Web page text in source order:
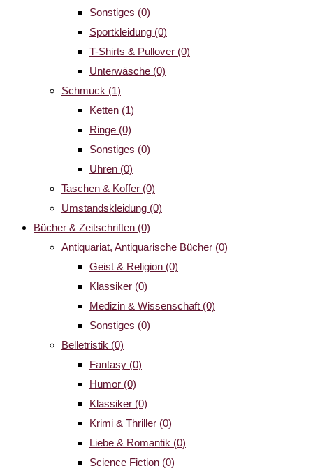
Sonstiges (0)
Sportkleidung (0)
T-Shirts & Pullover (0)
Unterwäsche (0)
Schmuck (1)
Ketten (1)
Ringe (0)
Sonstiges (0)
Uhren (0)
Taschen & Koffer (0)
Umstandskleidung (0)
Bücher & Zeitschriften (0)
Antiquariat, Antiquarische Bücher (0)
Geist & Religion (0)
Klassiker (0)
Medizin & Wissenschaft (0)
Sonstiges (0)
Belletristik (0)
Fantasy (0)
Humor (0)
Klassiker (0)
Krimi & Thriller (0)
Liebe & Romantik (0)
Science Fiction (0)